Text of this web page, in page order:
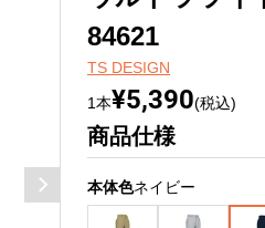
84621
TS DESIGN
1本¥5,390(税込)
商品仕様
本体色ネイビー